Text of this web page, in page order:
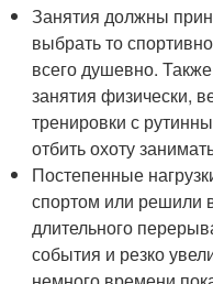
Занятия должны
выбрать то
всего душевно.
занятия физически,
тренировки с
отбить охоту
Постепенные
спортом или решили
длительного
события и резко